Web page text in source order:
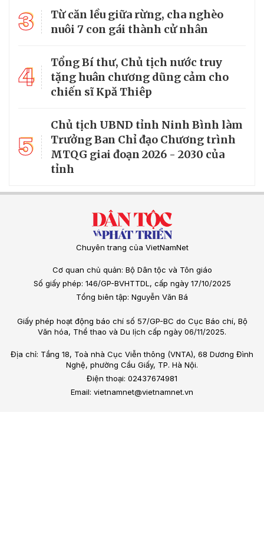
3
Từ căn lều giữa rừng, cha nghèo
nuôi 7 con gái thành cử nhân
4
Tổng Bí thư, Chủ tịch nước truy
tặng huân chương dũng cảm cho
chiến sĩ Kpă Thiêp
5
Chủ tịch UBND tỉnh Ninh Bình làm
Trưởng Ban Chỉ đạo Chương trình
MTQG giai đoạn 2026 - 2030 của
tỉnh
Chuyên trang của VietNamNet
Cơ quan chủ quản: Bộ Dân tộc và Tôn giáo
Số giấy phép: 146/GP-BVHTTDL, cấp ngày 17/10/2025
Tổng biên tập: Nguyễn Văn Bá
Giấy phép hoạt động báo chí số 57/GP-BC do Cục Báo chí, Bộ
Văn hóa, Thể thao và Du lịch cấp ngày 06/11/2025.
Địa chỉ: Tầng 18, Toà nhà Cục Viễn thông (VNTA), 68 Dương Đình
Nghệ, phường Cầu Giấy, TP. Hà Nội.
Điện thoại: 02437674981
Email: vietnamnet@vietnamnet.vn